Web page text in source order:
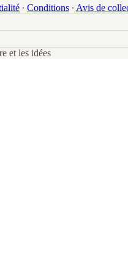
∙ Conditions ∙ Avis de
et les idées